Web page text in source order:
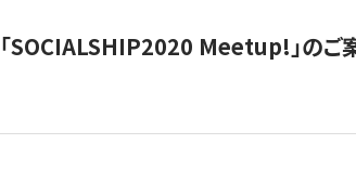
「SOCIALSHIP2020 Meetup!」のご